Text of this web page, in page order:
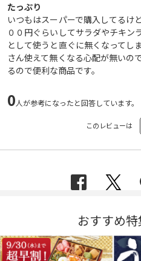
たっぷり
いつもはスーパーで購入してるけ
００円ぐらいしてサラダやチキン
として使うと直ぐに無くなってし
さん使えて無くなる心配が無いの
るので便利な商品です。
0人が参考になったと回答しています。
このレビューは
おすすめ特